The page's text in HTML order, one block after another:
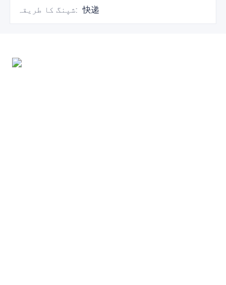
شپنگ کا طریقہ: 快递